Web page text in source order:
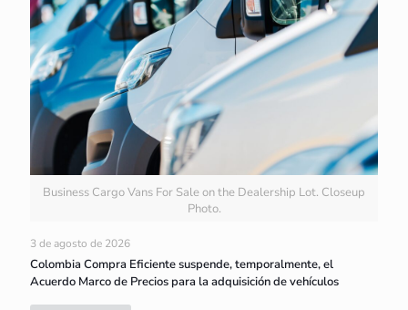
Business Cargo Vans For Sale on the Dealership Lot. Closeup
Photo.
3 de agosto de 2026
Colombia Compra Eficiente suspende, temporalmente, el
Acuerdo Marco de Precios para la adquisición de vehículos